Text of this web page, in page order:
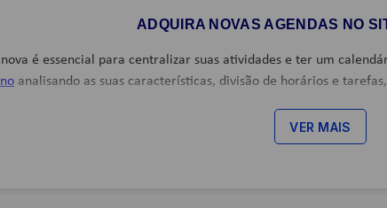
ADQUIRA NOVAS AGENDAS NO
é essencial para centralizar suas atividades e ter um
analisando as suas características, divisão de horários e
conta com diversos modelos de agendas para te auxiliar nessa
agendas para você selecionar. Garanta uma e já prepare caneta,
VER MAIS